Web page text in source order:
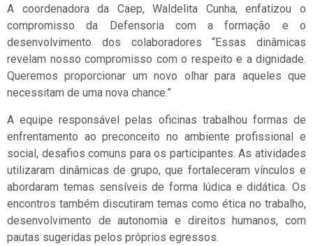
A coordenadora da Caep, Waldelita Cunha, enfatizou o
compromisso da Defensoria com a formação e o
desenvolvimento dos colaboradores “Essas dinâmicas
revelam nosso compromisso com o respeito e a dignidade.
Queremos proporcionar um novo olhar para aqueles que
necessitam de uma nova chance.”
A equipe responsável pelas oficinas trabalhou formas de
enfrentamento ao preconceito no ambiente profissional e
social, desafios comuns para os participantes. As atividades
utilizaram dinâmicas de grupo, que fortaleceram vínculos e
abordaram temas sensíveis de forma lúdica e didática. Os
encontros também discutiram temas como ética no trabalho,
desenvolvimento de autonomia e direitos humanos, com
pautas sugeridas pelos próprios egressos.